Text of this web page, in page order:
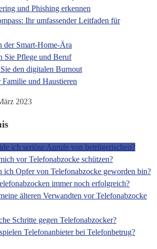
und Phishing erkennen
Ihr umfassender Leitfaden für
der Smart-Home-Ära
Sie Pflege und Beruf
den digitalen Burnout
Familie und Haustieren
2023
ich seriöse Anrufe von betrügerischen?
vor Telefonabzocke schützen?
ich Opfer von Telefonabzocke geworden bin?
immer noch erfolgreich?
älteren Verwandten vor Telefonabzocke
Schritte gegen Telefonabzocker?
Telefonanbieter bei Telefonbetrug?